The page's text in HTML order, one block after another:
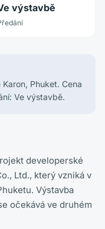
výstavbě
Phuket. Cena
Ve výstavbě.
developerské
Ltd., který vzniká v
Výstavba
očekává ve druhém